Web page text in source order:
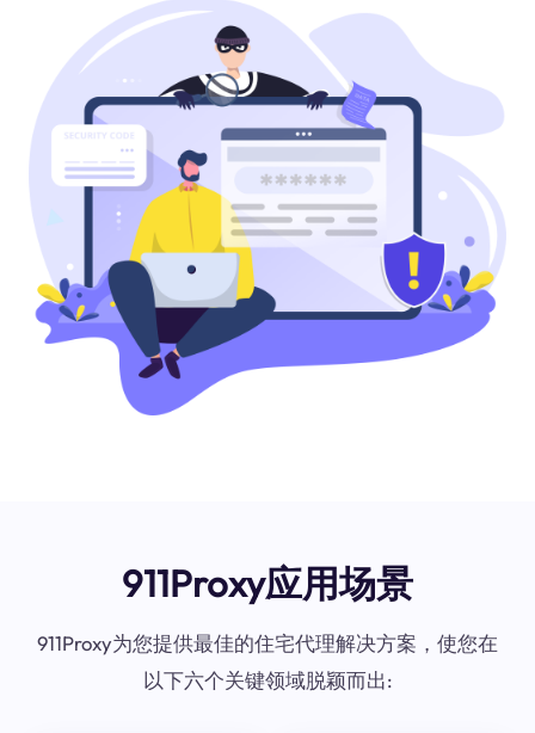
911Proxy应用场景
911Proxy为您提供最佳的住宅代理解决方案，使您在
以下六个关键领域脱颖而出: